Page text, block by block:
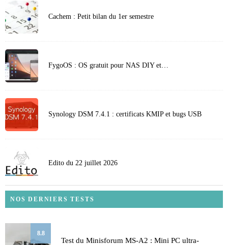
Cachem : Petit bilan du 1er semestre
FygoOS : OS gratuit pour NAS DIY et…
Synology DSM 7.4.1 : certificats KMIP et bugs USB
Edito du 22 juillet 2026
NOS DERNIERS TESTS
8.8
Test du Minisforum MS-A2 : Mini PC ultra-